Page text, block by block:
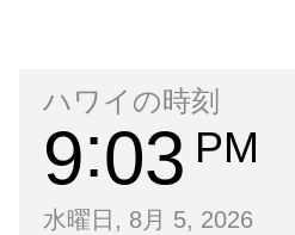
ハワイの時刻
9 03 PM
水曜日, 8月 5, 2026